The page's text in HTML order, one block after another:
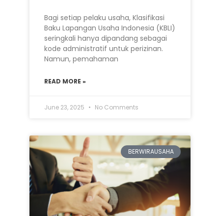
Bagi setiap pelaku usaha, Klasifikasi
Baku Lapangan Usaha Indonesia (KBLI)
seringkali hanya dipandang sebagai
kode administratif untuk perizinan.
Namun, pemahaman
READ MORE »
June 23, 2025 No Comments
BERWIRAUSAHA